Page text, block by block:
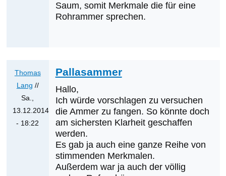
Saum, somit Merkmale die für eine
Rohrammer sprechen.
Thomas
Lang //
Sa.,
13.12.2014
- 18:22
Pallasammer
Hallo,
Ich würde vorschlagen zu versuchen
die Ammer zu fangen. So könnte doch
am sichersten Klarheit geschaffen
werden.
Es gab ja auch eine ganze Reihe von
stimmenden Merkmalen.
Außerdem war ja auch der völlig